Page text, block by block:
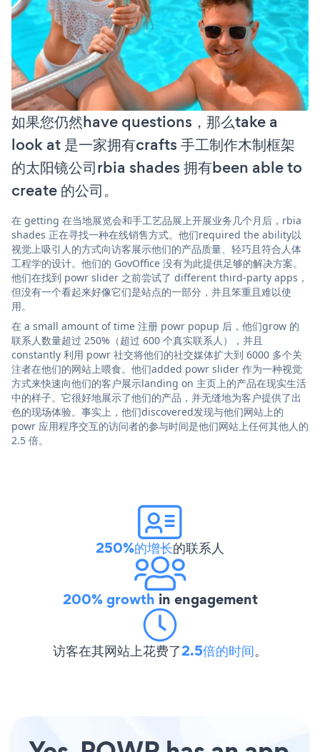
如果您仍然have questions，那么take a
look at 是一家拥有crafts 手工制作木制框架
的太阳镜公司rbia shades 拥有been able to
create 的公司。
在 getting 在当地展览会和手工艺品展上开展业务几个月后，rbia
shades 正在寻找一种在线销售方式。他们required the ability以
视觉上吸引人的方式向访客展示他们的产品质量、轻巧且符合人体
工程学的设计。他们的 GovOffice 没有为此提供足够的解决方案。
他们在找到 powr slider 之前尝试了 different third-party apps，
但没有一个看起来好像它们是站点的一部分，并且笨重且难以使
用。
在 a small amount of time 注册 powr popup 后，他们grow 的
联系人数量超过 250%（超过 600 个真实联系人），并且
constantly 利用 powr 社交将他们的社交媒体扩大到 6000 多个关
注者在他们的网站上喂食。他们added powr slider 作为一种视觉
方式来快速向他们的客户展示landing on 主页上的产品在现实生活
中的样子。它很好地展示了他们的产品，并无缝地为客户提供了出
色的现场体验。事实上，他们discovered发现与他们网站上的
powr 应用程序交互的访问者的参与时间是他们网站上任何其他人的
2.5 倍。
250%的增长的联系人
200% growth in engagement
访客在其网站上花费了2.5倍的时间。